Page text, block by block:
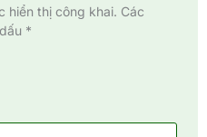
hiển thị công khai. Các
*